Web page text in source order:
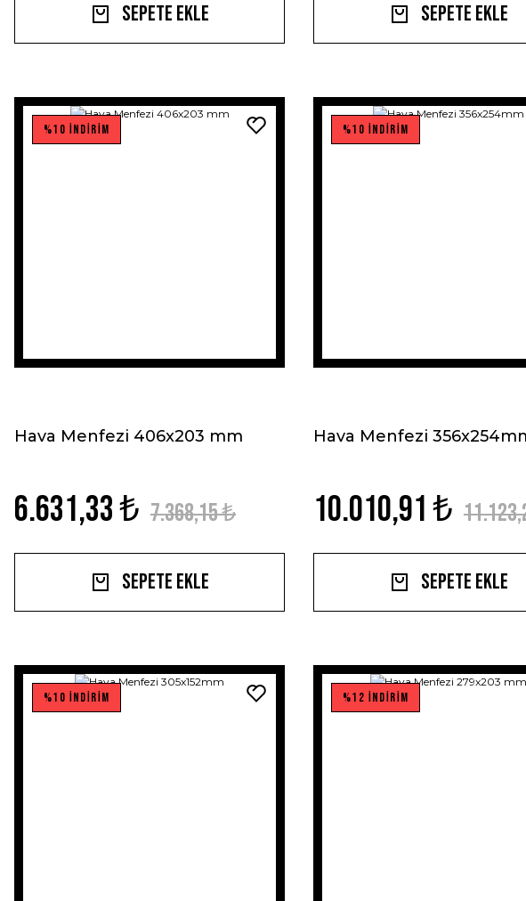
Sepete Ekle Sepete Ekle
%10 İNDİRİM
Hava Menfezi 406x203 mm
6.631,33 ₺ 7.368,15 ₺
Sepete Ekle
%10 İNDİRİM
Hava Menfezi
10.010,91 ₺
Sepete Ekle
%10 İNDİRİM %12 İNDİRİM